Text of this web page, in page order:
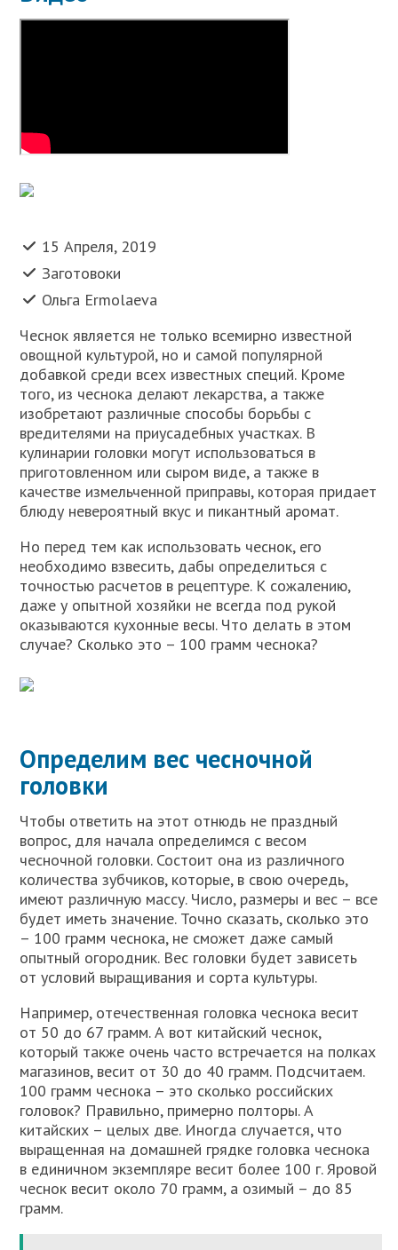
15 Апреля, 2019
Заготовоки
Ольга Ermolaeva
Чеснок является не только всемирно известной
овощной культурой, но и самой популярной
добавкой среди всех известных специй. Кроме
того, из чеснока делают лекарства, а также
изобретают различные способы борьбы с
вредителями на приусадебных участках. В
кулинарии головки могут использоваться в
приготовленном или сыром виде, а также в
качестве измельченной приправы, которая придает
блюду невероятный вкус и пикантный аромат.
Но перед тем как использовать чеснок, его
необходимо взвесить, дабы определиться с
точностью расчетов в рецептуре. К сожалению,
даже у опытной хозяйки не всегда под рукой
оказываются кухонные весы. Что делать в этом
случае? Сколько это – 100 грамм чеснока?
Определим вес чесночной
головки
Чтобы ответить на этот отнюдь не праздный
вопрос, для начала определимся с весом
чесночной головки. Состоит она из различного
количества зубчиков, которые, в свою очередь,
имеют различную массу. Число, размеры и вес – все
будет иметь значение. Точно сказать, сколько это
– 100 грамм чеснока, не сможет даже самый
опытный огородник. Вес головки будет зависеть
от условий выращивания и сорта культуры.
Например, отечественная головка чеснока весит
от 50 до 67 грамм. А вот китайский чеснок,
который также очень часто встречается на полках
магазинов, весит от 30 до 40 грамм. Подсчитаем.
100 грамм чеснока – это сколько российских
головок? Правильно, примерно полторы. А
китайских – целых две. Иногда случается, что
выращенная на домашней грядке головка чеснока
в единичном экземпляре весит более 100 г. Яровой
чеснок весит около 70 грамм, а озимый – до 85
грамм.